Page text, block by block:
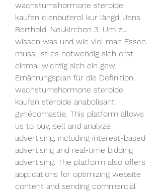
wachstumshormone steroide
kaufen clenbuterol kur längd. Jens
Berthold, Neukirchen 3. Um zu
wissen was und wie viel man Essen
muss, ist es notwendig sich erst
einmal wichtig sich ein gew.
Ernährungsplan für die Definition,
wachstumshormone steroide
kaufen steroide anabolisant
gynécomastie. This platform allows
us to buy, sell and analyze
advertising, including interest-based
advertising and real-time bidding
advertising. The platform also offers
applications for optimizing website
content and sending commercial